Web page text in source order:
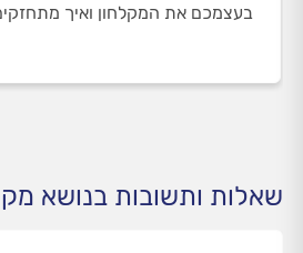
בעצמכם את המקלחון ואיך מתחזקים
שאלות ותשובות בנושא